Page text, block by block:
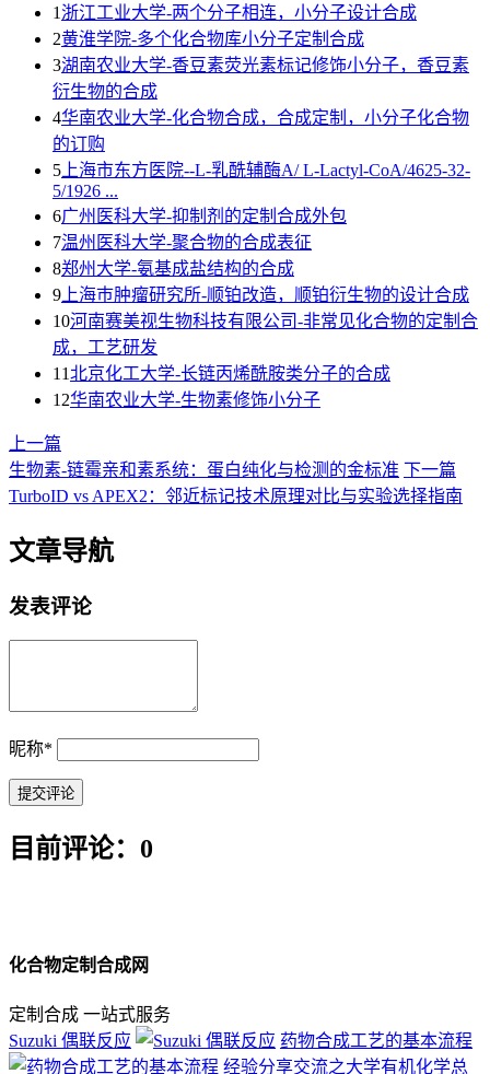
1 浙江工业大学-两个分子相连，小分子设计合成
2黄淮学院-多个化合物库小分子定制合成
3湖南农业大学-香豆素荧光素标记修饰小分子，香豆素
衍生物的合成
4华南农业大学-化合物合成，合成定制，小分子化合物
的订购
5 上海市东方医院--L-乳酰辅酶A/ L-Lactyl-CoA/4625-32-
5/1926 ...
6广州医科大学-抑制剂的定制合成外包
7温州医科大学-聚合物的合成表征
8郑州大学-氨基成盐结构的合成
9 上海巿肿瘤研究所-顺铂改造，顺铂衍生物的设计合成
10河南赛美视生物科技有限公司-非常见化合物的定制合
成，工艺研发
11北京化工大学-长链丙烯酰胺类分子的合成
12华南农业大学-生物素修饰小分子
上一篇
生物素-链霉亲和素系统：蛋白纯化与检测的金标准 下一篇
TurboID vs APEX2：邻近标记技术原理对比与实验选择指南
文章导航
发表评论
昵称*
目前评论：0
化合物定制合成网
定制合成 一站式服务
Suzuki 偶联反应
药物合成工艺的基本流程
经验分享交流之大学有机化学总